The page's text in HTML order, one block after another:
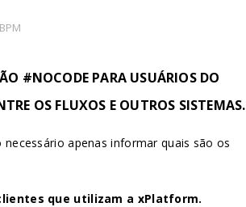
#NOCODE PARA USUÁRIOS DO
OS FLUXOS E OUTROS SISTEMAS.
apenas informar quais são os
que utilizam a xPlatform.